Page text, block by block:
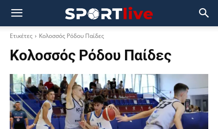
Ετικέτες Κολοσσός Ρόδου Παίδες
Κολοσσός Ρόδου Παίδες